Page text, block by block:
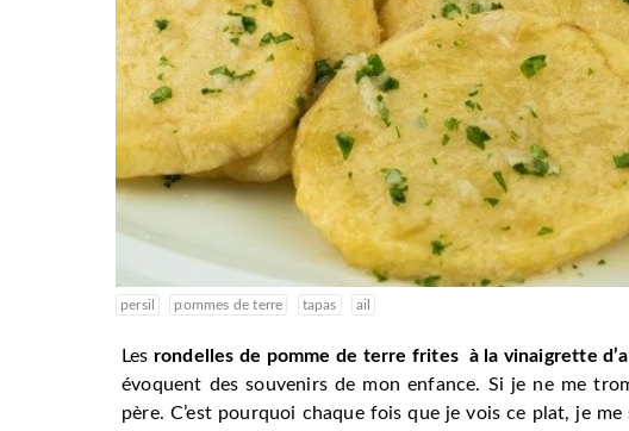
persil pommes de terre tapas ail
Les rondelles de pomme de terre frites à la vinaigrette
évoquent des souvenirs de mon enfance. Si je ne me
père. C’est pourquoi chaque fois que je vois ce plat, je